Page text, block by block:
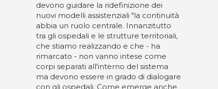
devono guidare la ridefinizione dei
nuovi modelli assistenziali "la continuità
abbia un ruolo centrale. Innanzitutto
tra gli ospedali e le strutture territoriali,
che stiamo realizzando e che - ha
rimarcato - non vanno intese come
corpi separati all'interno del sistema
ma devono essere in grado di dialogare
con gli ospedali. Come emerge anche